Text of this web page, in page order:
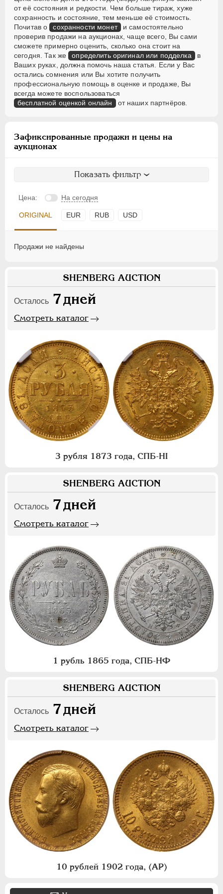
от её состояния и редкости. Чем больше тираж, хуже
сохранность и состояние, тем меньше её стоимость.
Почитав о сохранности монет и самостоятельно
проверив продажи на аукционах, чаще всего, Вы сами
сможете примерно оценить, сколько она стоит на
сегодня. Так же определить оригинал или подделка в
Ваших руках, должна помочь наша статья. Если у Вас
остались сомнения или Вы хотите получить
профессиональную помощь в оценке и продаже, Вы
всегда можете воспользоваться
бесплатной оценкой онлайн от наших партнёров.
Зафиксированные продажи и цены на
аукционах
Показать фильтр
Цена: На сегодня
ORIGINAL EUR RUB USD
Продажи не найдены
SHENBERG AUCTION
Осталось 7дней
Смотреть каталог
3 рубля 1873 года, СПБ-НI
SHENBERG AUCTION
Осталось 7дней
Смотреть каталог
1 рубль 1865 года, СПБ-НФ
SHENBERG AUCTION
Осталось 7дней
Смотреть каталог
10 рублей 1902 года, (АР)